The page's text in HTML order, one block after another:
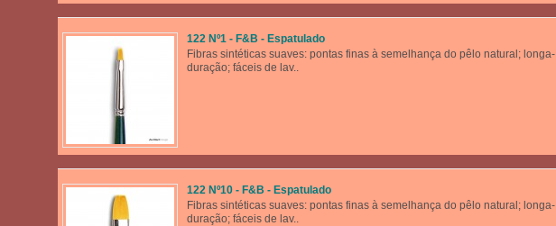
122 Nº1 - F&B - Espatulado
Fibras sintéticas suaves: pontas finas à semelhança do pêlo natural; longa-
duração; fáceis de lav..
122 Nº10 - F&B - Espatulado
Fibras sintéticas suaves: pontas finas à semelhança do pêlo natural; longa-
duração; fáceis de lav..